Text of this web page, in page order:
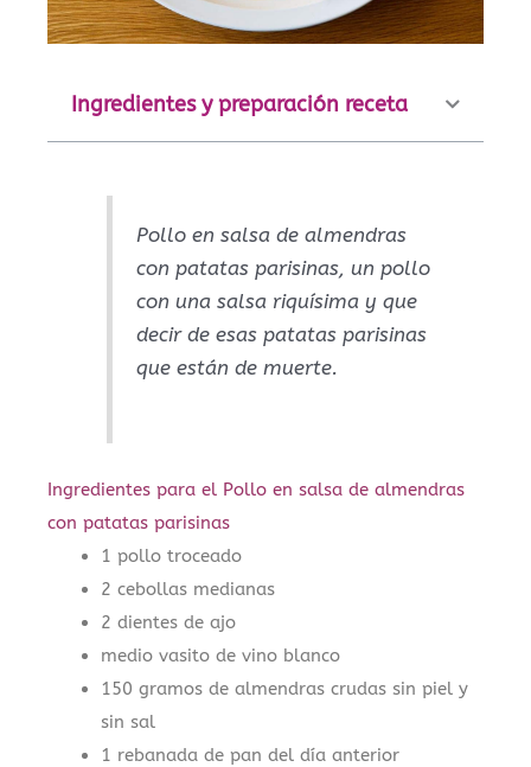
Ingredientes y preparación receta
Pollo en salsa de almendras
con patatas parisinas, un pollo
con una salsa riquísima y que
decir de esas patatas parisinas
que están de muerte.
Ingredientes para el Pollo en salsa de almendras
con patatas parisinas
1 pollo troceado
2 cebollas medianas
2 dientes de ajo
medio vasito de vino blanco
150 gramos de almendras crudas sin piel y
sin sal
1 rebanada de pan del día anterior